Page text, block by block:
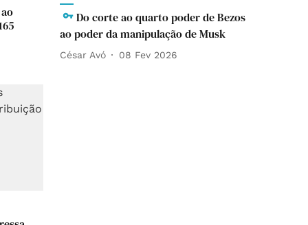
Do corte ao quarto poder de Bezos
ao poder da manipulação de Musk
César Avó 08 Fev 2026